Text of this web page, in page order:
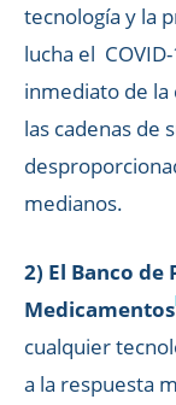
tecnología y la
lucha el
inmediato de la
las cadenas de
medianos.
2) El Banco de
Medicamentos
cualquier
a la respuesta